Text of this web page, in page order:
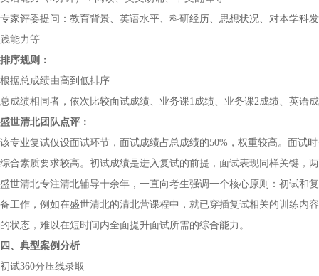
专家评委提问：教育背景、英语水平、科研经历、思想状况、对本学科
践能力等
排序规则：
根据总成绩由高到低排序
总成绩相同者，依次比较面试成绩、业务课1成绩、业务课2成绩、英语
盛世清北团队点评：
该专业复试仅设面试环节，面试成绩占总成绩的50%，权重较高。面试
综合素质要求较高。初试成绩是进入复试的前提，面试表现同样关键，
盛世清北专注清北辅导十余年，一直向考生强调一个核心原则：初试和
备工作，例如在盛世清北的清北营课程中，就已穿插复试相关的训练内
的状态，难以在短时间内全面提升面试所需的综合能力。
四、典型案例分析
初试360分压线录取